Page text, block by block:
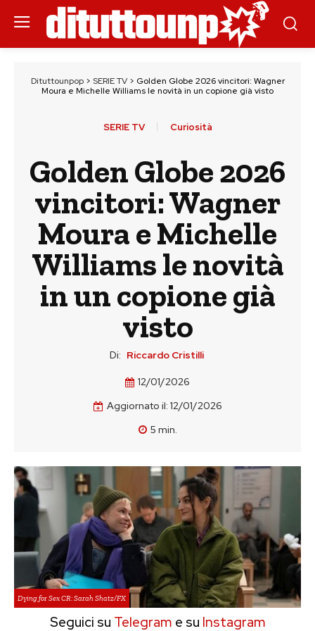
Dituttounpop> SERIE TV> Golden Globe 2026 vincitori: Wagner
Moura e Michelle Williams le novità in un copione già visto
SERIE TV Curiosità
Golden Globe 2026
vincitori: Wagner
Moura e Michelle
Williams le novità
in un copione già
visto
Di: Riccardo Cristilli
12/01/2026
Aggiornato il: 12/01/2026
5 min.
Dying for Sex CR: Sarah Shatz/FX
Seguici su Telegram e su Instagram